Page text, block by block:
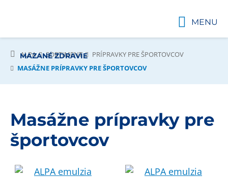
MAZANÉ ZDRAVIE
MENU
ALPA SORTIMENT
PRÍPRAVKY PRE ŠPORTOVCOV
MASÁŽNE PRÍPRAVKY PRE ŠPORTOVCOV
Masážne prípravky pre
športovcov